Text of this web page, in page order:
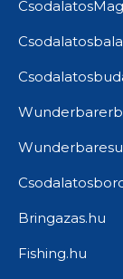
Bringazas.hu
Fishing.hu